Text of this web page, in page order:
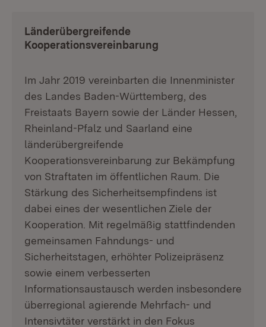
Länderübergreifende
Kooperationsvereinbarung
Im Jahr 2019 vereinbarten die Innenminister
des Landes Baden-Württemberg, des
Freistaats Bayern sowie der Länder Hessen,
Rheinland-Pfalz und Saarland eine
länderübergreifende
Kooperationsvereinbarung zur Bekämpfung
von Straftaten im öffentlichen Raum. Die
Stärkung des Sicherheitsempfindens ist
dabei eines der wesentlichen Ziele der
Kooperation. Mit regelmäßig stattfindenden
gemeinsamen Fahndungs- und
Sicherheitstagen, erhöhter Polizeipräsenz
sowie einem verbesserten
Informationsaustausch werden insbesondere
überregional agierende Mehrfach- und
Intensivtäter verstärkt in den Fokus